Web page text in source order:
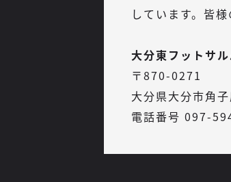
しています。皆
大分東フットサ
〒870-0271
大分県大分市角
電話番号 097-